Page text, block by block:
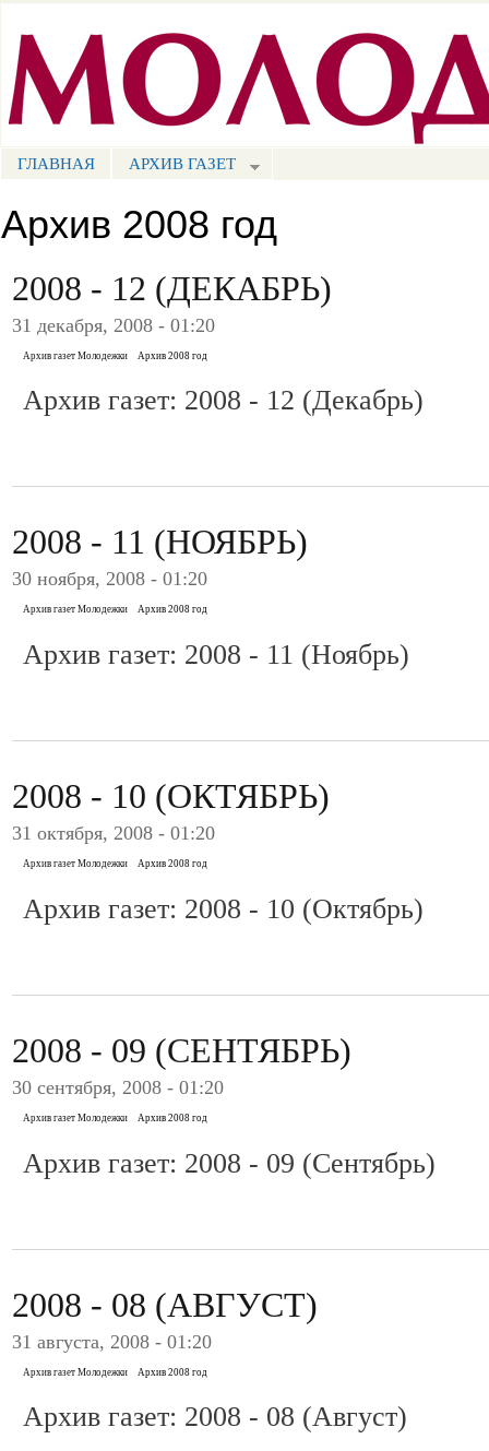
Портал СМИ КБР
МЕНЮ СМ
ГЛАВНАЯ АРХИВ ГАЗЕТ
Архив 2008 год
2008 - 12 (ДЕКАБРЬ)
31 декабря, 2008 - 01:20
Архив газет Молодежки Архив 2008 год
Архив газет: 2008 - 12 (Декабрь)
2008 - 11 (НОЯБРЬ)
30 ноября, 2008 - 01:20
Архив газет Молодежки Архив 2008 год
Архив газет: 2008 - 11 (Ноябрь)
2008 - 10 (ОКТЯБРЬ)
31 октября, 2008 - 01:20
Архив газет Молодежки Архив 2008 год
Архив газет: 2008 - 10 (Октябрь)
2008 - 09 (СЕНТЯБРЬ)
30 сентября, 2008 - 01:20
Архив газет Молодежки Архив 2008 год
Архив газет: 2008 - 09 (Сентябрь)
2008 - 08 (АВГУСТ)
31 августа, 2008 - 01:20
Архив газет Молодежки Архив 2008 год
Архив газет: 2008 - 08 (Август)